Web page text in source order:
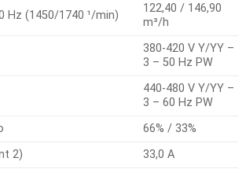
Hz (1450/1740 ¹/min)
122,40 / 146,90
m³/h
380-420 V Y/YY –
3 – 50 Hz PW
440-480 V Y/YY –
3 – 60 Hz PW
66% / 33%
2)
33,0 A